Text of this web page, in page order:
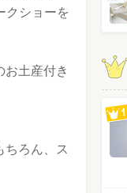
クショーを
お土産付き
ちろん、ス